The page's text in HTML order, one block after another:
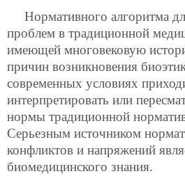
Нормативного алгоритма
проблем в традиционной
имеющей многовековую
причин возникновения
современных условиях
интерпретировать или
нормы традиционной
Серьезным источником
конфликтов и напряжений
биомедицинского знания.